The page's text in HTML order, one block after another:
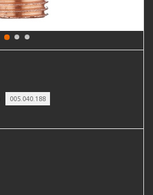
005.040.188